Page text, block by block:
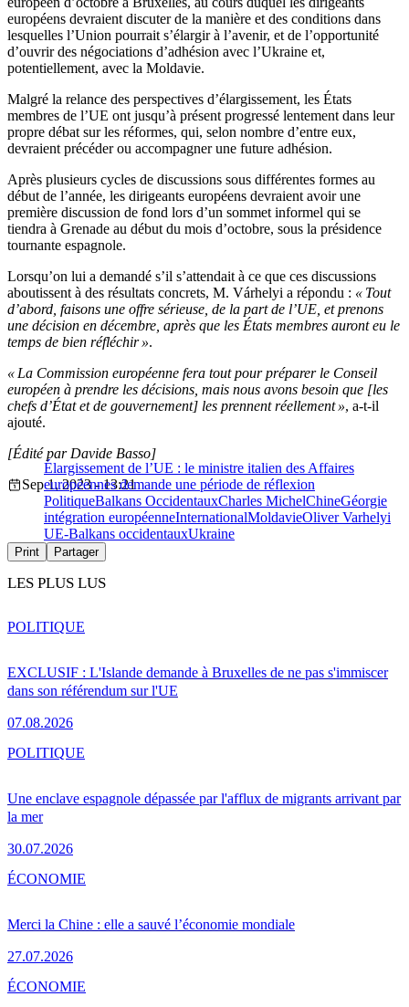
européens devraient discuter de la manière et des conditions dans
lesquelles l’Union pourrait s’élargir à l’avenir, et de l’opportunité
d’ouvrir des négociations d’adhésion avec l’Ukraine et,
potentiellement, avec la Moldavie.
Malgré la relance des perspectives d’élargissement, les États
membres de l’UE ont jusqu’à présent progressé lentement dans leur
propre débat sur les réformes, qui, selon nombre d’entre eux,
devraient précéder ou accompagner une future adhésion.
Après plusieurs cycles de discussions sous différentes formes au
début de l’année, les dirigeants européens devraient avoir une
première discussion de fond lors d’un sommet informel qui se
tiendra à Grenade au début du mois d’octobre, sous la présidence
tournante espagnole.
Lorsqu’on lui a demandé s’il s’attendait à ce que ces discussions
aboutissent à des résultats concrets, M. Várhelyi a répondu : « Tout
d’abord, faisons une offre sérieuse, de la part de l’UE, et prenons
une décision en décembre, après que les États membres auront eu le
temps de bien réfléchir ».
« La Commission européenne fera tout pour préparer le Conseil
européen à prendre les décisions, mais nous avons besoin que [les
chefs d’État et de gouvernement] les prennent réellement », a-t-il
ajouté.
Élargissement de l’UE : le ministre italien des Affaires
européennes demande une période de réflexion
[Édité par Davide Basso]
Sep 1, 2023 - 13:21
PolitiqueBalkans OccidentauxCharles MichelChineGéorgie
intégration européenneInternationalMoldavieOliver Varhelyi
UE-Balkans occidentauxUkraine
Print Partager
LES PLUS LUS
EXCLUSIF : L'Islande demande à Bruxelles de ne pas s'immiscer
dans son référendum sur l'UE
07.08.2026
POLITIQUE
Une enclave espagnole dépassée par l'afflux de migrants arrivant par
la mer
30.07.2026
POLITIQUE
Merci la Chine : elle a sauvé l’économie mondiale
27.07.2026
ÉCONOMIE
ÉCONOMIE